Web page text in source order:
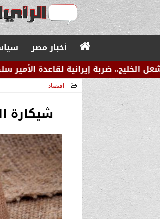
أخبار مصر
لقاعدة الأمير سلطان الجوية...
اقتصاد
شيكارة